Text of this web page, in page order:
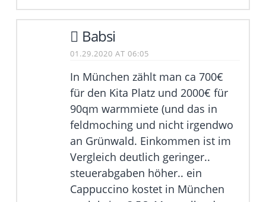
Babsi
01.29.2020 AT 06:05
In München zählt man ca 700€
für den Kita Platz und 2000€ für
90qm warmmiete (und das in
feldmoching und nicht irgendwo
an Grünwald. Einkommen ist im
Vergleich deutlich geringer..
steuerabgaben höher.. ein
Cappuccino kostet in München